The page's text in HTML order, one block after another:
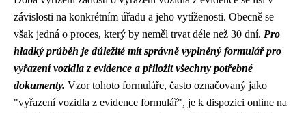
závislosti na konkrétním úřadu a jeho vytíženosti. Obecně se
však jedná o proces, který by neměl trvat déle než 30 dní. Pro
hladký průběh je důležité mít správně vyplněný formulář pro
vyřazení vozidla z evidence a přiložit všechny potřebné
dokumenty. Vzor tohoto formuláře, často označovaný jako
"vyřazení vozidla z evidence formulář", je k dispozici online na